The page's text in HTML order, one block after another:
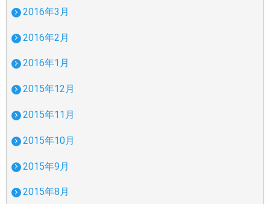
2016年3月
2016年2月
2016年1月
2015年12月
2015年11月
2015年10月
2015年9月
2015年8月